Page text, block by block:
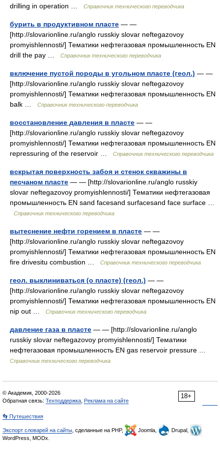
drilling in operation …
Справочник технического переводчика
бурить в продуктивном пласте — —
[http://slovarionline.ru/anglo russkiy slovar neftegazovoy
promyishlennosti/] Тематики нефтегазовая промышленность EN
drill the pay …
Справочник технического переводчика
включение пустой породы в угольном пласте (геол.) — —
[http://slovarionline.ru/anglo russkiy slovar neftegazovoy
promyishlennosti/] Тематики нефтегазовая промышленность EN
balk …
Справочник технического переводчика
восстановление давления в пласте — —
[http://slovarionline.ru/anglo russkiy slovar neftegazovoy
promyishlennosti/] Тематики нефтегазовая промышленность EN
repressuring of the reservoir …
Справочник технического переводчика
вскрытая поверхность забоя и стенок скважины в
песчаном пласте — — [http://slovarionline.ru/anglo russkiy
slovar neftegazovoy promyishlennosti/] Тематики нефтегазовая
промышленность EN sand facesand surfacesand face surface …
Справочник технического переводчика
вытеснение нефти горением в пласте — —
[http://slovarionline.ru/anglo russkiy slovar neftegazovoy
promyishlennosti/] Тематики нефтегазовая промышленность EN
fire drivesitu combustion …
Справочник технического переводчика
геол. выклиниваться (о пласте) (геол.) — —
[http://slovarionline.ru/anglo russkiy slovar neftegazovoy
promyishlennosti/] Тематики нефтегазовая промышленность EN
nip out …
Справочник технического переводчика
давление газа в пласте — — [http://slovarionline.ru/anglo
russkiy slovar neftegazovoy promyishlennosti/] Тематики
нефтегазовая промышленность EN gas reservoir pressure …
Справочник технического переводчика
18+
© Академик, 2000-2026
Обратная связь: Техподдержка Реклама на сайте
👣 Путешествия
Экспорт словарей на сайты , сделанные на PHP, Joomla,
Drupal,
WordPress, MODx.